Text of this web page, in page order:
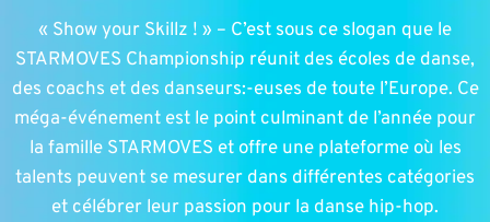
« Show your Skillz ! » – C’est sous ce slogan que le
STARMOVES Championship réunit des écoles de danse,
des coachs et des danseurs:-euses de toute l’Europe. Ce
méga-événement est le point culminant de l’année pour
la famille STARMOVES et offre une plateforme où les
talents peuvent se mesurer dans différentes catégories
et célébrer leur passion pour la danse hip-hop.